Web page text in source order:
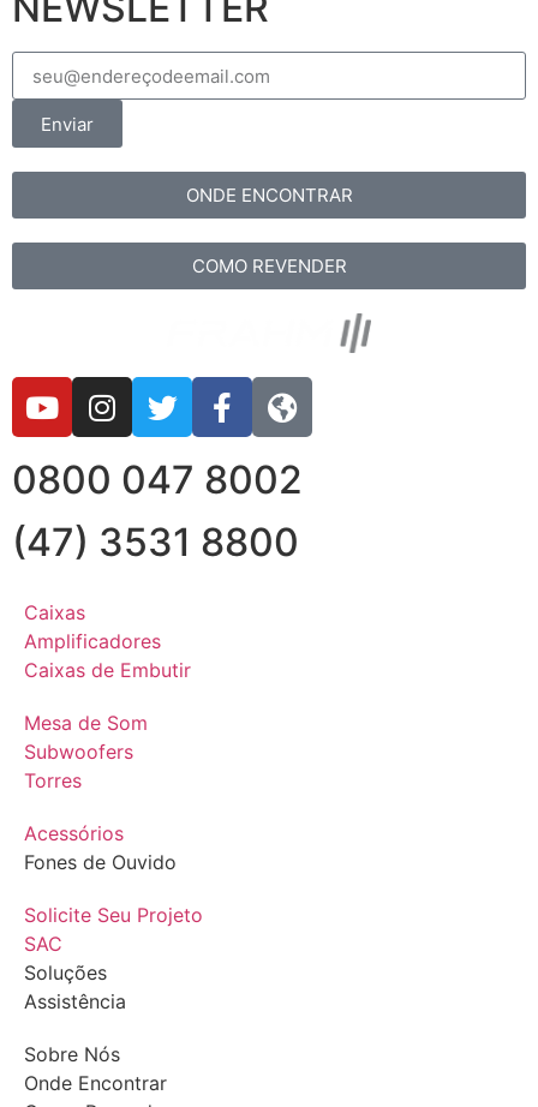
Enviar
ONDE ENCONTRAR
COMO REVENDER
0800 047 8002
(47) 3531 8800
Caixas
Amplificadores
Caixas de Embutir
Mesa de Som
Subwoofers
Torres
Acessórios
Fones de Ouvido
Solicite Seu Projeto
SAC
Soluções
Assistência
Sobre Nós
Onde Encontrar